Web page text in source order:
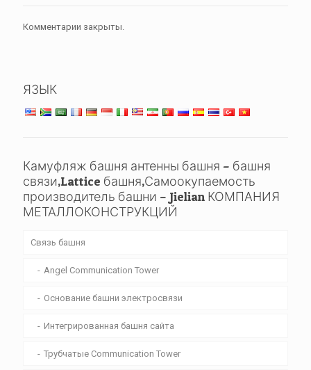
Комментарии закрыты.
ЯЗЫК
Камуфляж башня антенны башня – башня
связи,Lattice башня,Самоокупаемость
производитель башни – Jielian КОМПАНИЯ
МЕТАЛЛОКОНСТРУКЦИЙ
Связь башня
Angel Communication Tower
Основание башни электросвязи
Интегрированная башня сайта
Трубчатые Communication Tower